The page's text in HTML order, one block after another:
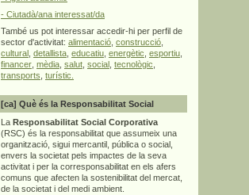
- Ciutadà/ana interessat/da
També us pot interessar accedir-hi per perfil de
sector d'activitat: alimentació construcció
cultural detallista educatiu energètic esportiu
financer mèdia salut social tecnològic
transports turístic.
[ca] Què és la Responsabilitat Social
La Responsabilitat Social Corporativa
(RSC) és la responsabilitat que assumeix una
organització, sigui mercantil, pública o social,
envers la societat pels impactes de la seva
activitat i per la corresponsabilitat en els afers
comuns que afecten la sostenibilitat del mercat,
de la societat i del medi ambient.